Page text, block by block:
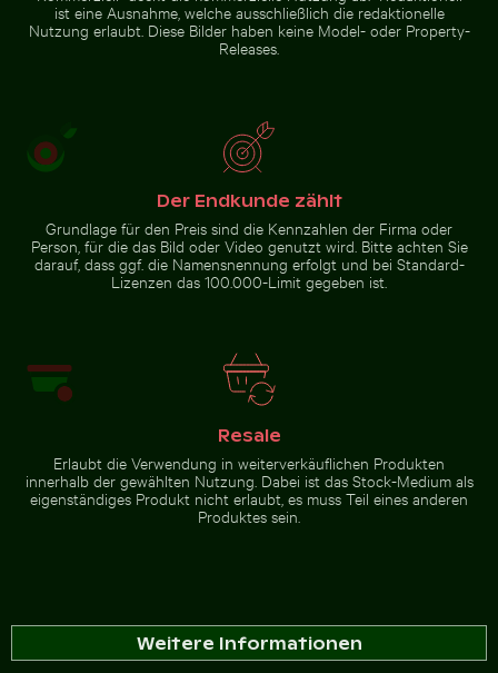
Pfützenspiegelung
Zur Stock-Kollektion
ist eine Ausnahme, welche ausschließlich die redaktionelle
Nutzung erlaubt. Diese Bilder haben keine Model- oder Property-
Releases.
Der Endkunde zählt
Grundlage für den Preis sind die Kennzahlen der Firma oder
Person, für die das Bild oder Video genutzt wird. Bitte achten Sie
darauf, dass ggf. die Namensnennung erfolgt und bei Standard-
Lizenzen das 100.000-Limit gegeben ist.
Resale
Erlaubt die Verwendung in weiterverkäuflichen Produkten
innerhalb der gewählten Nutzung. Dabei ist das Stock-Medium als
eigenständiges Produkt nicht erlaubt, es muss Teil eines anderen
Produktes sein.
Weitere Informationen